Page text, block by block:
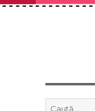
Caută